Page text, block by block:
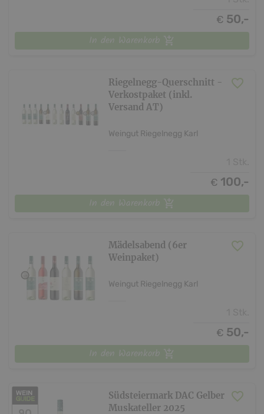
€ 50,-
In den Warenkorb
Riegelnegg-Querschnitt -
Verkostpaket (inkl.
Versand AT)
Weingut Riegelnegg Karl
€ 100,-
In den Warenkorb
Mädelsabend (6er
Weinpaket)
Weingut Riegelnegg Karl
€ 50,-
In den Warenkorb
Südsteiermark DAC Gelber
Muskateller 2025